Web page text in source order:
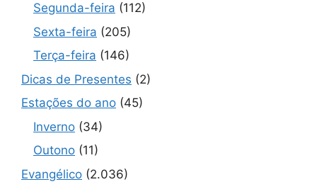
Segunda-feira (112)
Sexta-feira (205)
Terça-feira (146)
Dicas de Presentes (2)
Estações do ano (45)
Inverno (34)
Outono (11)
Evangélico (2.036)